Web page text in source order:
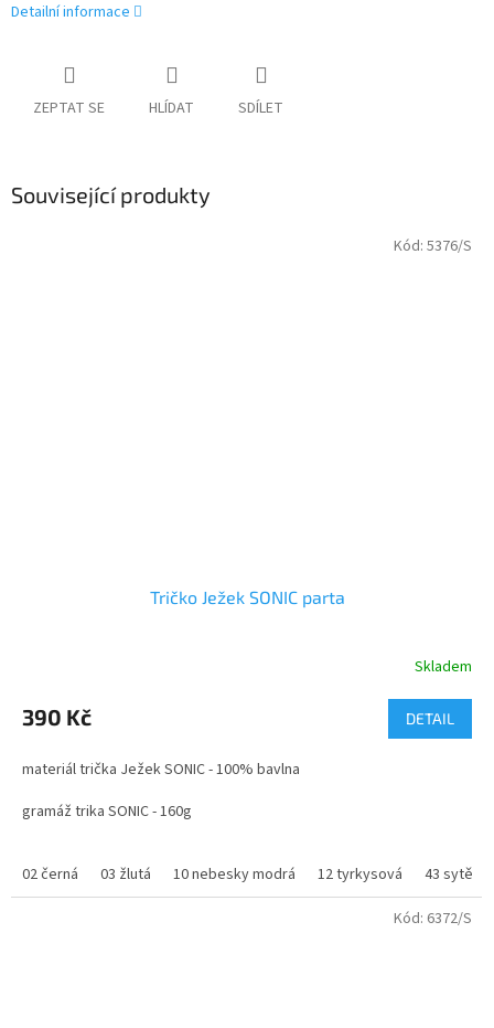
Detailní informace
ZEPTAT SE HLÍDAT SDÍLET
Související produkty
Tričko Ježek SONIC parta
produktu
je
z
hvězdiček.
Skladem
390 Kč DETAIL
materiál trička Ježek SONIC - 100% bavlna
gramáž trika SONIC - 160g
02 černá
03 žlutá 10 nebesky modrá 12 tyrkysová 43 sytě
Kód: 5376/S
Kód: 6372/S